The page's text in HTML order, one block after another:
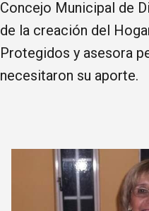
Concejo Municipal de
de la creación del
Protegidos y asesora
necesitaron su aporte.